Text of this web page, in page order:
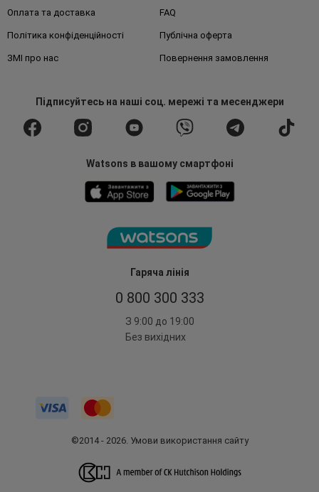
Гаряча лінія
0 800 300 333
З 9:00 до 19:00
Без вихідних
Оплата та доставка FAQ
Політика конфіденційності Публічна оферта
ЗМІ про нас Повернення замовлення
Підписуйтесьна наші соц. мережі та месенджери
Watsons в вашому смартфоні
©2014 - 2026. Умови використання сайту